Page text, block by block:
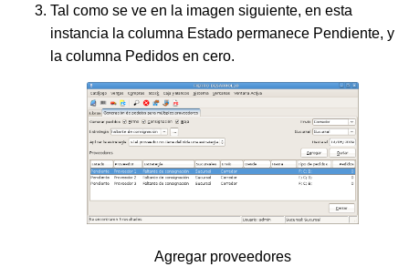
Tal como se ve en la imagen siguiente, en esta
instancia la columna Estado permanece Pendiente, y
la columna Pedidos en cero.
Agregar proveedores